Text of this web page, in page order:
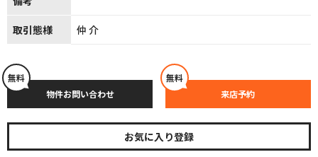
取引態様 仲介
無料
物件お問い合わせ
無料
来店予約
お気に入り登録